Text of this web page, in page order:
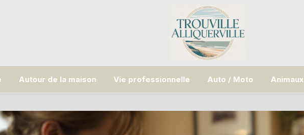
Autour de la maison Vie professionnelle Auto / Moto Animaux